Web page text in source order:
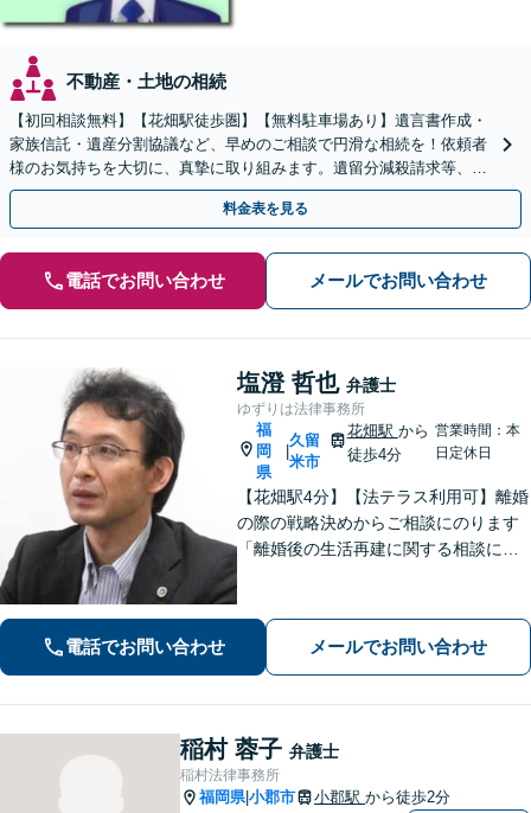
不動産・土地の相続
【初回相談無料】【花畑駅徒歩圏】【無料駐車場あり】遺言書作成・
家族信託・遺産分割協議など、早めのご相談で円滑な相続を！依頼者
様のお気持ちを大切に、真摯に取り組みます。遺留分減殺請求等、揉
めた場合も親身になって対応致します。
料金表を見る
電話でお問い合わせ メールでお問い合わせ
塩澄 哲也 弁護士
ゆずりは法律事務所
福
岡
県
久留
米市
花畑駅 から
徒歩4分
営業時間：本
日定休日
【花畑駅4分】【法テラス利用可】離婚
の際の戦略決めからご相談にのります
「離婚後の生活再建に関する相談に対
や立ち退き・明け渡しなどの賃貸トラ
ブル」【顧問契約可】
電話でお問い合わせ メールでお問い合わせ
稲村 蓉子 弁護士
稲村法律事務所
福岡県|小郡市 小郡駅 から徒歩2分